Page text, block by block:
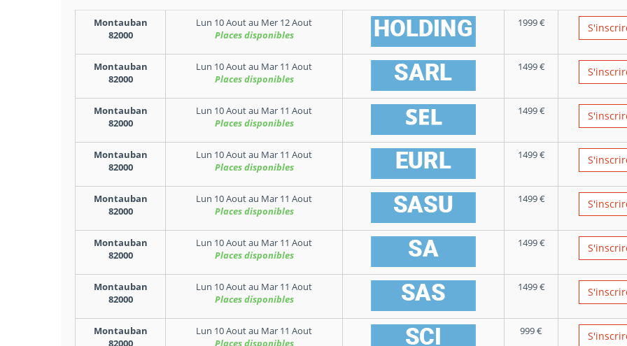
Montauban
82000
Lun 10 Aoutau Mer 12 Aout
Places disponibles
1999€
Montauban
82000
Lun 10 Aoutau Mar 11 Aout
Places disponibles
1499€
Montauban
82000
Lun 10 Aoutau Mar 11 Aout
Places disponibles
1499€
Montauban
82000
Lun 10 Aoutau Mar 11 Aout
Places disponibles
1499€
Montauban
82000
Lun 10 Aoutau Mar 11 Aout
Places disponibles
1499€
Montauban
82000
Lun 10 Aoutau Mar 11 Aout
Places disponibles
1499€
Montauban
82000
Lun 10 Aoutau Mar 11 Aout
Places disponibles
1499€
Montauban
82000
Lun 10 Aoutau Mar 11 Aout
Places disponibles
999€